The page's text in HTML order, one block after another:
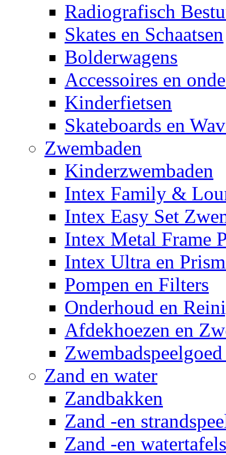
Radiografisch
Skates en Schaatsen
Bolderwagens
Accessoires en
Kinderfietsen
Skateboards en
Zwembaden
Kinderzwembaden
Intex Family &
Intex Easy Set
Intex Metal Frame
Intex Ultra en
Pompen en Filters
Onderhoud en
Afdekhoezen en
Zand en water
Zandbakken
Zand -en
Zand -en watertafels